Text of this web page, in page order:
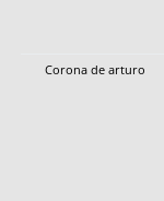
Corona de arturo